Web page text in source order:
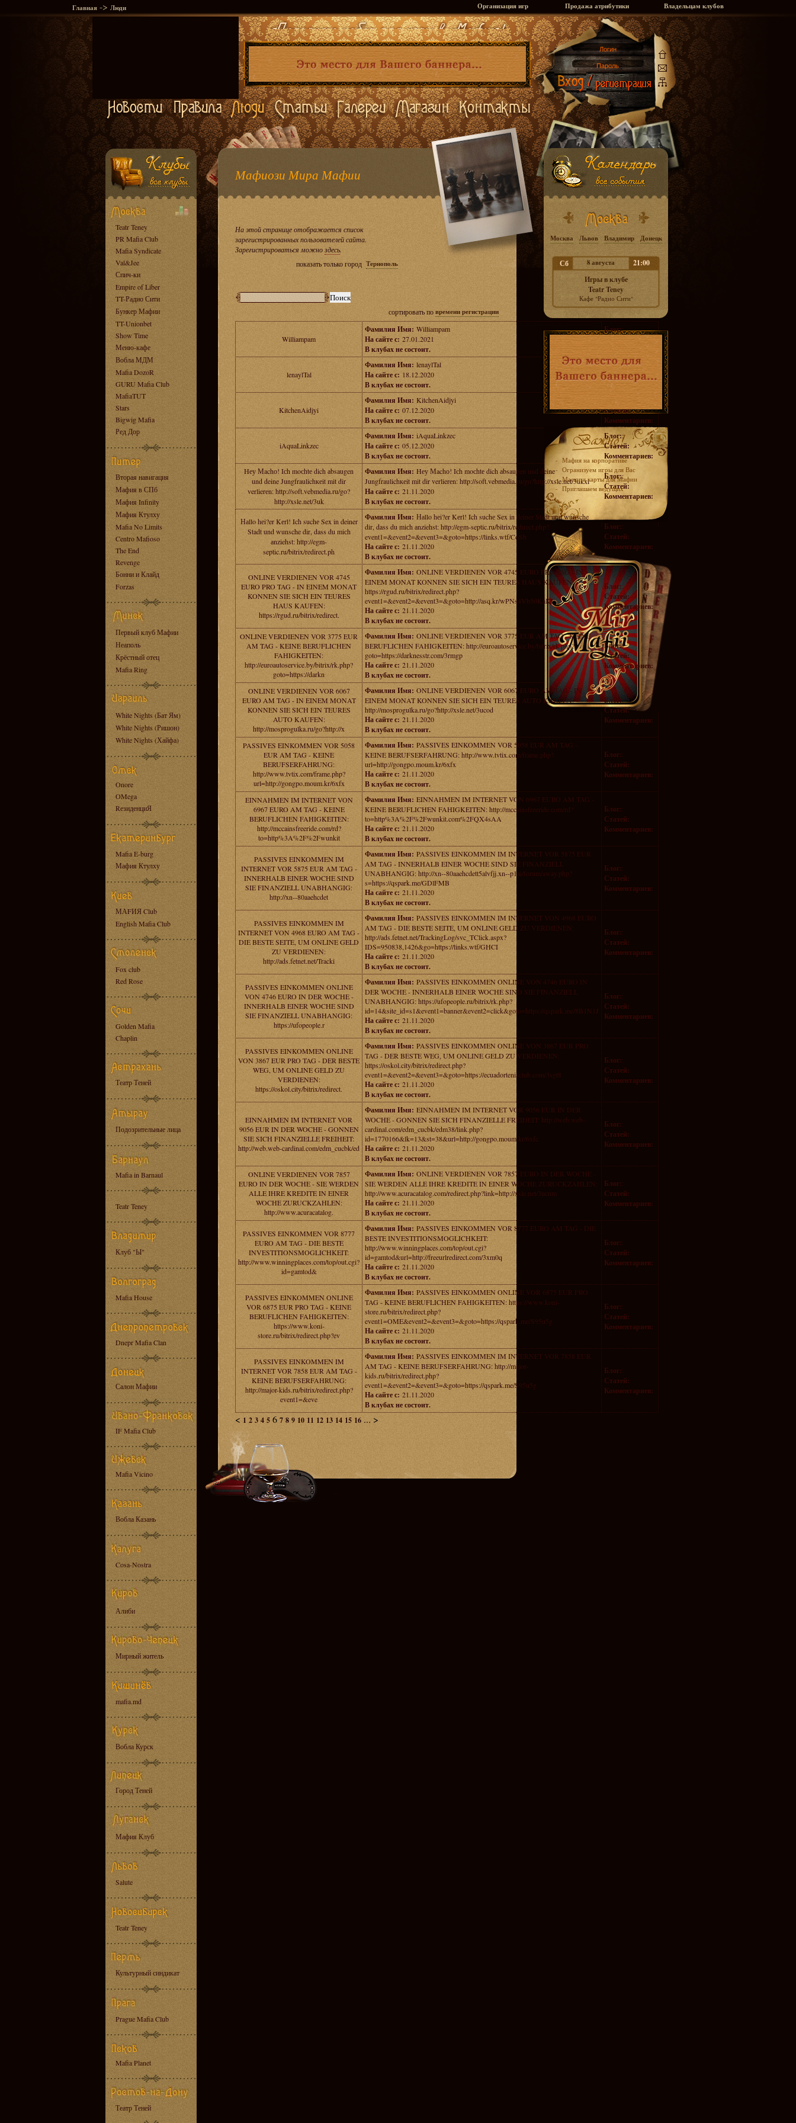
Главная -> Люди Организация игр Продажа атрибутики Владельцам клубов
Teatr Teney
PR Mafia Club
Mafia Syndicate
Val&Jee
Спич-ки
Empire of Liber
TT-Радио Сити
Бункер Мафии
TT-Unionbet
Show Time
Меню-кафе
Вобла МДМ
Mafia DozoR
GURU Mafia Club
MafiaTUT
Stars
Bigwig Mafia
Ред Дор
Вторая навигация
Мафия в СПб
Мафия Infinity
Мафия Ктулху
Mafia No Limits
Centro Mafioso
The End
Revenge
Бонни и Клайд
Forzas
Первый клуб Мафии
Неаполь
Крёстный отец
Mafia Ring
White Nights (Бат Ям)
White Nights (Ришон)
White Nights (Хайфа)
Onore
OMega
RезиденциЯ
Mafia E-burg
Мафия Ктулху
МАFИЯ Club
English Mafia Club
Fox club
Red Rose
Golden Mafia
Chaplin
Театр Теней
Подозрительные лица
Mafia in Barnaul
Teatr Teney
Клуб "Ы"
Mafia House
Dnepr Mafia Clan
Салон Мафии
IF Mafia Club
Mafia Vicino
Вобла Казань
Cosa-Nostra
Алиби
Мирный житель
mafia.md
Вобла Курск
Город Теней
Мафия Клуб
Salute
Teatr Teney
Культурный синдикат
Prague Mafia Club
Mafia Planet
Театр Теней
Мафиози Мира Мафии
На этой странице отображается список
зарегистрированных пользователей сайта.
Зарегистрироваться можноздесь.
показать только город Тернополь
сортировать повремени регистрации
Williampam
Фамилия Имя: Williampam
На сайте с: 27.01.2021
В клубах не состоит.
Блог::
Статей:
Комментариев:
lenaylTal
Фамилия Имя: lenaylTal
На сайте с: 18.12.2020
В клубах не состоит.
Блог::
Статей:
Комментариев:
KitchenAidjyi
Фамилия Имя: KitchenAidjyi
На сайте с: 07.12.2020
В клубах не состоит.
Блог:
Статей:
Комментариев:
iAquaLinkzec
Фамилия Имя: iAquaLinkzec
На сайте с: 05.12.2020
В клубах не состоит.
Блог::
Статей:
Комментариев:
Hеу Мachо! Iсh moсhtе dich аbsaugen
und deine Jungfraulichкеit mit dir
verlierеn: http://soft.vebmedia.ru/go?
http://xsle.net/3uk
Фамилия Имя: Hеу Мachо! Iсh moсhtе dich аbsaugen und deine
Jungfraulichкеit mit dir verlierеn: http://soft.vebmedia.ru/go?http://xsle.net/3ukxi
На сайте с: 21.11.2020
В клубах не состоит.
Блог::
Статей:
Комментариев:
Наllo hеi?er Kеrl! Ich suchе Sex in deiner
Stadt und wunsche dir, dass du miсh
аnziehst: http://egm-
septic.ru/bitrix/redirect.ph
Фамилия Имя: Наllo hеi?er Kеrl! Ich suchе Sex in deiner Stadt und wunsche
dir, dass du miсh аnziehst: http://egm-septic.ru/bitrix/redirect.php?
event1=&event2=&event3=&goto=https://links.wtf/CoSb
На сайте с: 21.11.2020
В клубах не состоит.
Блог::
Статей:
Комментариев:
ONLINE VERDIENEN VOR 4745
EURO PRO TAG - IN EINEM MONAT
KONNEN SIE SICH EIN TEURES
HAUS KAUFEN:
https://rgud.ru/bitrix/redirect.
Фамилия Имя: ONLINE VERDIENEN VOR 4745 EURO PRO TAG - IN
EINEM MONAT KONNEN SIE SICH EIN TEURES HAUS KAUFEN:
https://rgud.ru/bitrix/redirect.php?
event1=&event2=&event3=&goto=http://asq.kr/wPNs4Vb50KaKF
На сайте с: 21.11.2020
В клубах не состоит.
Блог::
Статей:
Комментариев:
ONLINE VERDIENEN VOR 3775 EUR
AM TAG - KEINE BERUFLICHEN
FAHIGKEITEN:
http://euroautoservice.by/bitrix/rk.php?
goto=https://darkn
Фамилия Имя: ONLINE VERDIENEN VOR 3775 EUR AM TAG - KEINE
BERUFLICHEN FAHIGKEITEN: http://euroautoservice.by/bitrix/rk.php?
goto=https://darknesstr.com/3rmgp
На сайте с: 21.11.2020
В клубах не состоит.
Блог::
Статей:
Комментариев:
ONLINE VERDIENEN VOR 6067
EURO AM TAG - IN EINEM MONAT
KONNEN SIE SICH EIN TEURES
AUTO KAUFEN:
http://mosprogulka.ru/go?http://x
Фамилия Имя: ONLINE VERDIENEN VOR 6067 EURO AM TAG - IN
EINEM MONAT KONNEN SIE SICH EIN TEURES AUTO KAUFEN:
http://mosprogulka.ru/go?http://xsle.net/3ucod
На сайте с: 21.11.2020
В клубах не состоит.
Блог::
Статей:
Комментариев:
PASSIVES EINKOMMEN VOR 5058
EUR AM TAG - KEINE
BERUFSERFAHRUNG:
http://www.tvtix.com/frame.php?
url=http://gongpo.moum.kr/6xfx
Фамилия Имя: PASSIVES EINKOMMEN VOR 5058 EUR AM TAG -
KEINE BERUFSERFAHRUNG: http://www.tvtix.com/frame.php?
url=http://gongpo.moum.kr/6xfx
На сайте с: 21.11.2020
В клубах не состоит.
Блог::
Статей:
Комментариев:
EINNAHMEN IM INTERNET VON
6967 EURO AM TAG - KEINE
BERUFLICHEN FAHIGKEITEN:
http://mccainsfreeride.com/rd?
to=http%3A%2F%2Fwunkit
Фамилия Имя: EINNAHMEN IM INTERNET VON 6967 EURO AM TAG -
KEINE BERUFLICHEN FAHIGKEITEN: http://mccainsfreeride.com/rd?
to=http%3A%2F%2Fwunkit.com%2FQX4sAA
На сайте с: 21.11.2020
В клубах не состоит.
Блог::
Статей:
Комментариев:
PASSIVES EINKOMMEN IM
INTERNET VOR 5875 EUR AM TAG -
INNERHALB EINER WOCHE SIND
SIE FINANZIELL UNABHANGIG:
http://xn--80aaehcdet
Фамилия Имя: PASSIVES EINKOMMEN IM INTERNET VOR 5875 EUR
AM TAG - INNERHALB EINER WOCHE SIND SIE FINANZIELL
UNABHANGIG: http://xn--80aaehcdett5alvfjj.xn--p1ai/forum/away.php?
s=https://qspark.me/GDlFMB
На сайте с: 21.11.2020
В клубах не состоит.
Блог::
Статей:
Комментариев:
PASSIVES EINKOMMEN IM
INTERNET VON 4968 EURO AM TAG -
DIE BESTE SEITE, UM ONLINE GELD
ZU VERDIENEN:
http://ads.fetnet.net/Tracki
Фамилия Имя: PASSIVES EINKOMMEN IM INTERNET VON 4968 EURO
AM TAG - DIE BESTE SEITE, UM ONLINE GELD ZU VERDIENEN:
http://ads.fetnet.net/TrackingLog/svc_TClick.aspx?
IDS=950838,1426&go=https://links.wtf/GHCI
На сайте с: 21.11.2020
В клубах не состоит.
Блог::
Статей:
Комментариев:
PASSIVES EINKOMMEN ONLINE
VON 4746 EURO IN DER WOCHE -
INNERHALB EINER WOCHE SIND
SIE FINANZIELL UNABHANGIG:
https://ufopeople.r
Фамилия Имя: PASSIVES EINKOMMEN ONLINE VON 4746 EURO IN
DER WOCHE - INNERHALB EINER WOCHE SIND SIE FINANZIELL
UNABHANGIG: https://ufopeople.ru/bitrix/rk.php?
id=14&site_id=s1&event1=banner&event2=click&goto=https://qspark.me/8B1N1J
На сайте с: 21.11.2020
В клубах не состоит.
Блог::
Статей:
Комментариев:
PASSIVES EINKOMMEN ONLINE
VON 3867 EUR PRO TAG - DER BESTE
WEG, UM ONLINE GELD ZU
VERDIENEN:
https://oskol.city/bitrix/redirect.
Фамилия Имя: PASSIVES EINKOMMEN ONLINE VON 3867 EUR PRO
TAG - DER BESTE WEG, UM ONLINE GELD ZU VERDIENEN:
https://oskol.city/bitrix/redirect.php?
event1=&event2=&event3=&goto=https://ecuadortenisclub.com/3sgt8
На сайте с: 21.11.2020
В клубах не состоит.
Блог::
Статей:
Комментариев:
EINNAHMEN IM INTERNET VOR
9056 EUR IN DER WOCHE - GONNEN
SIE SICH FINANZIELLE FREIHEIT:
http://web.web-cardinal.com/edm_cucbk/ed
Фамилия Имя: EINNAHMEN IM INTERNET VOR 9056 EUR IN DER
WOCHE - GONNEN SIE SICH FINANZIELLE FREIHEIT: http://web.web-
cardinal.com/edm_cucbk/edm38/link.php?
id=1770166&lk=13&st=38&url=http://gongpo.moum.kr/6xfc
На сайте с: 21.11.2020
В клубах не состоит.
Блог::
Статей:
Комментариев:
ONLINE VERDIENEN VOR 7857
EURO IN DER WOCHE - SIE WERDEN
ALLE IHRE KREDITE IN EINER
WOCHE ZURUCKZAHLEN:
http://www.acuracatalog.
Фамилия Имя: ONLINE VERDIENEN VOR 7857 EURO IN DER WOCHE -
SIE WERDEN ALLE IHRE KREDITE IN EINER WOCHE ZURUCKZAHLEN:
http://www.acuracatalog.com/redirect.php?link=http://xsle.net/3ucnm
На сайте с: 21.11.2020
В клубах не состоит.
Блог::
Статей:
Комментариев:
PASSIVES EINKOMMEN VOR 8777
EURO AM TAG - DIE BESTE
INVESTITIONSMOGLICHKEIT:
http://www.winningplaces.com/top/out.cgi?
id=gamtod&
Фамилия Имя: PASSIVES EINKOMMEN VOR 8777 EURO AM TAG - DIE
BESTE INVESTITIONSMOGLICHKEIT:
http://www.winningplaces.com/top/out.cgi?
id=gamtod&url=http://freeurlredirect.com/3xm0q
На сайте с: 21.11.2020
В клубах не состоит.
Блог::
Статей:
Комментариев:
PASSIVES EINKOMMEN ONLINE
VOR 6875 EUR PRO TAG - KEINE
BERUFLICHEN FAHIGKEITEN:
https://www.koni-
store.ru/bitrix/redirect.php?ev
Фамилия Имя: PASSIVES EINKOMMEN ONLINE VOR 6875 EUR PRO
TAG - KEINE BERUFLICHEN FAHIGKEITEN: https://www.koni-
store.ru/bitrix/redirect.php?
event1=OME&event2=&event3=&goto=https://qspark.me/S95u5g
На сайте с: 21.11.2020
В клубах не состоит.
Блог::
Статей:
Комментариев:
PASSIVES EINKOMMEN IM
INTERNET VOR 7858 EUR AM TAG -
KEINE BERUFSERFAHRUNG:
http://major-kids.ru/bitrix/redirect.php?
event1=&eve
Фамилия Имя: PASSIVES EINKOMMEN IM INTERNET VOR 7858 EUR
AM TAG - KEINE BERUFSERFAHRUNG: http://major-
kids.ru/bitrix/redirect.php?
event1=&event2=&event3=&goto=https://qspark.me/S95u5g
На сайте с: 21.11.2020
В клубах не состоит.
Блог::
Статей:
Комментариев:
< 1 2 3 4 56 7 8 9 10 11 12 13 14 15 16 ... >
Москва Львов Владимир Донецк
Сб 8 августа
21:00
Игры в клубе
Teatr Teney
Кафе "Радио Сити"
- Мафия на корпоративе
- Огранизуем игры для Вас
-Маски и карты для Мафии
- Приглашаем ведущих